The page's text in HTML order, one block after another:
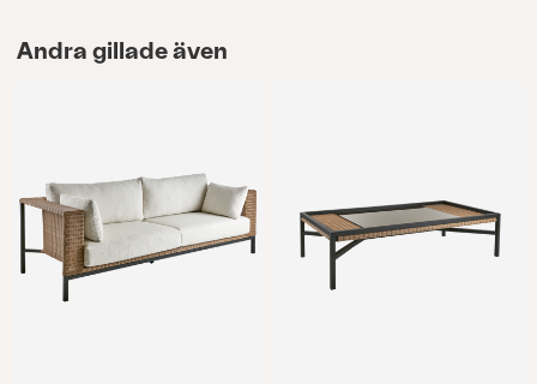
Andra gillade även